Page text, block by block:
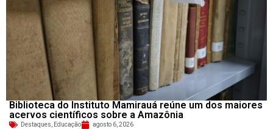
Biblioteca do Instituto Mamirauá reúne um dos maiores
acervos científicos sobre a Amazônia
Destaques, Educação agosto 6, 2026